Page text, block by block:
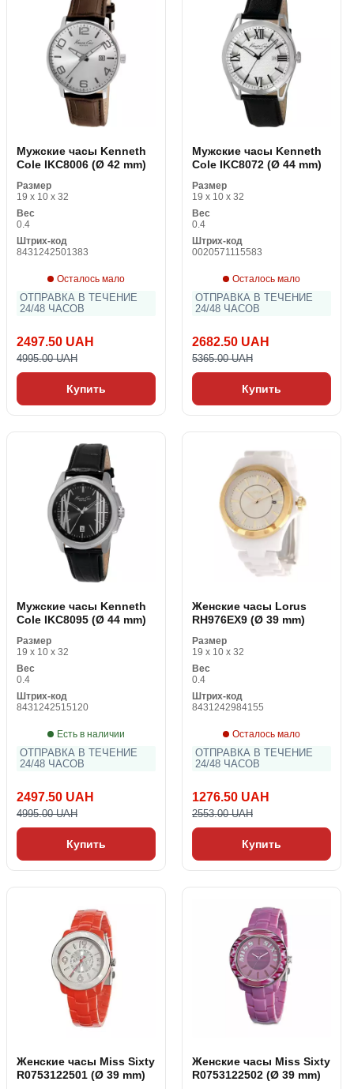
Мужские часы Kenneth
Cole IKC8006 (Ø 42 mm)
Размер
19 x 10 x 32
Вес
0.4
Штрих-код
8431242501383
Осталось мало
ОТПРАВКА В ТЕЧЕНИЕ
24/48 ЧАСОВ
2497.50 UAH
4995.00 UAH
Купить
Мужские часы Kenneth
Cole IKC8072 (Ø 44 mm)
Размер
19 x 10 x 32
Вес
0.4
Штрих-код
0020571115583
Осталось мало
ОТПРАВКА В ТЕЧЕНИЕ
24/48 ЧАСОВ
2682.50 UAH
5365.00 UAH
Купить
Мужские часы Kenneth
Cole IKC8095 (Ø 44 mm)
Размер
19 x 10 x 32
Вес
0.4
Штрих-код
8431242515120
Есть в наличии
ОТПРАВКА В ТЕЧЕНИЕ
24/48 ЧАСОВ
2497.50 UAH
4995.00 UAH
Купить
Женские часы Lorus
RH976EX9 (Ø 39 mm)
Размер
19 x 10 x 32
Вес
0.4
Штрих-код
8431242984155
Осталось мало
ОТПРАВКА В ТЕЧЕНИЕ
24/48 ЧАСОВ
1276.50 UAH
2553.00 UAH
Купить
Женские часы Miss Sixty
R0753122501 (Ø 39 mm)
Женские часы Miss Sixty
R0753122502 (Ø 39 mm)